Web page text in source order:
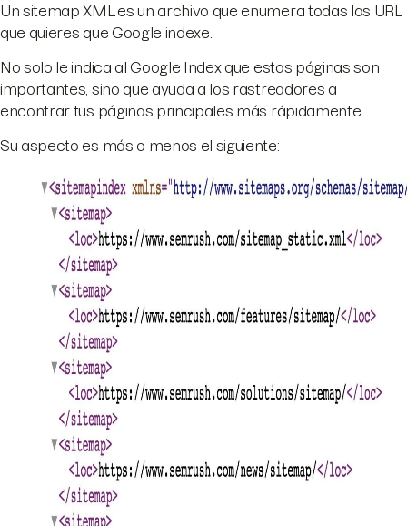
Un sitemap XML es un archivo que enumera todas las URL
que quieres que Google indexe.
No solo le indica al Google Index que estas páginas son
importantes, sino que ayuda a los rastreadores a
encontrar tus páginas principales más rápidamente.
Su aspecto es más o menos el siguiente: